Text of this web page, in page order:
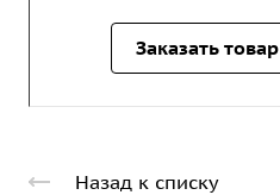
Заказать товар
Назад к списку